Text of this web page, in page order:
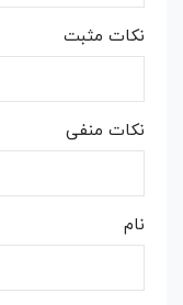
نکات مثبت
نکات منفی
نام